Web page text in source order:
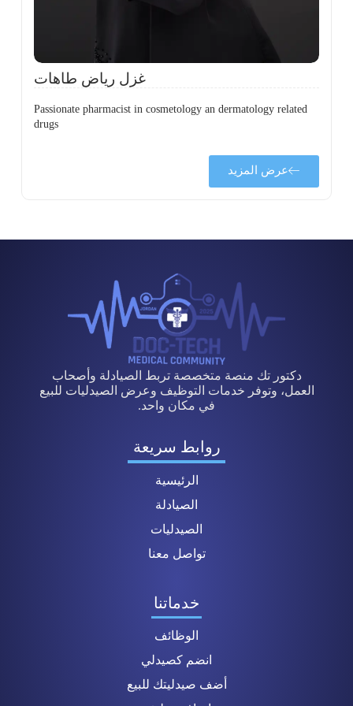
غزل رياض طاهات
Passionate pharmacist in cosmetology an dermatology related
drugs
عرض المزيد
دكتور تك منصة متخصصة تربط الصيادلة وأصحاب
العمل، وتوفر خدمات التوظيف وعرض الصيدليات للبيع
في مكان واحد.
روابط سريعة
الرئيسية
الصيادلة
الصيدليات
تواصل معنا
خدماتنا
الوظائف
انضم كصيدلي
أضف صيدليتك للبيع